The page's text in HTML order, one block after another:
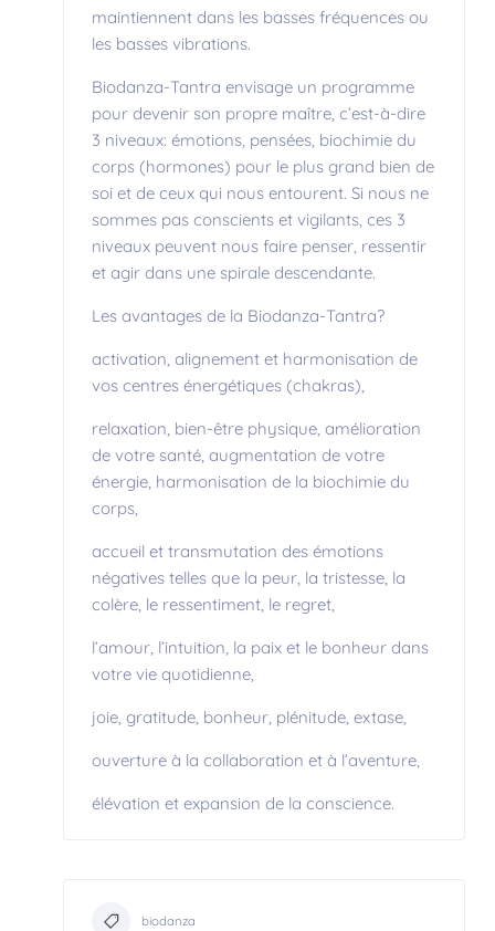
maintiennent dans les basses fréquences ou
les basses vibrations.
Biodanza-Tantra envisage un programme
pour devenir son propre maître, c’est-à-dire
3 niveaux: émotions, pensées, biochimie du
corps (hormones) pour le plus grand bien de
soi et de ceux qui nous entourent. Si nous ne
sommes pas conscients et vigilants, ces 3
niveaux peuvent nous faire penser, ressentir
et agir dans une spirale descendante.
Les avantages de la Biodanza-Tantra?
activation, alignement et harmonisation de
vos centres énergétiques (chakras),
relaxation, bien-être physique, amélioration
de votre santé, augmentation de votre
énergie, harmonisation de la biochimie du
corps,
accueil et transmutation des émotions
négatives telles que la peur, la tristesse, la
colère, le ressentiment, le regret,
l’amour, l’intuition, la paix et le bonheur dans
votre vie quotidienne,
joie, gratitude, bonheur, plénitude, extase,
ouverture à la collaboration et à l’aventure,
élévation et expansion de la conscience.
biodanza